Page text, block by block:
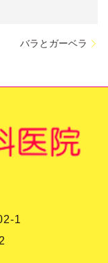
バラとガーベラ
1